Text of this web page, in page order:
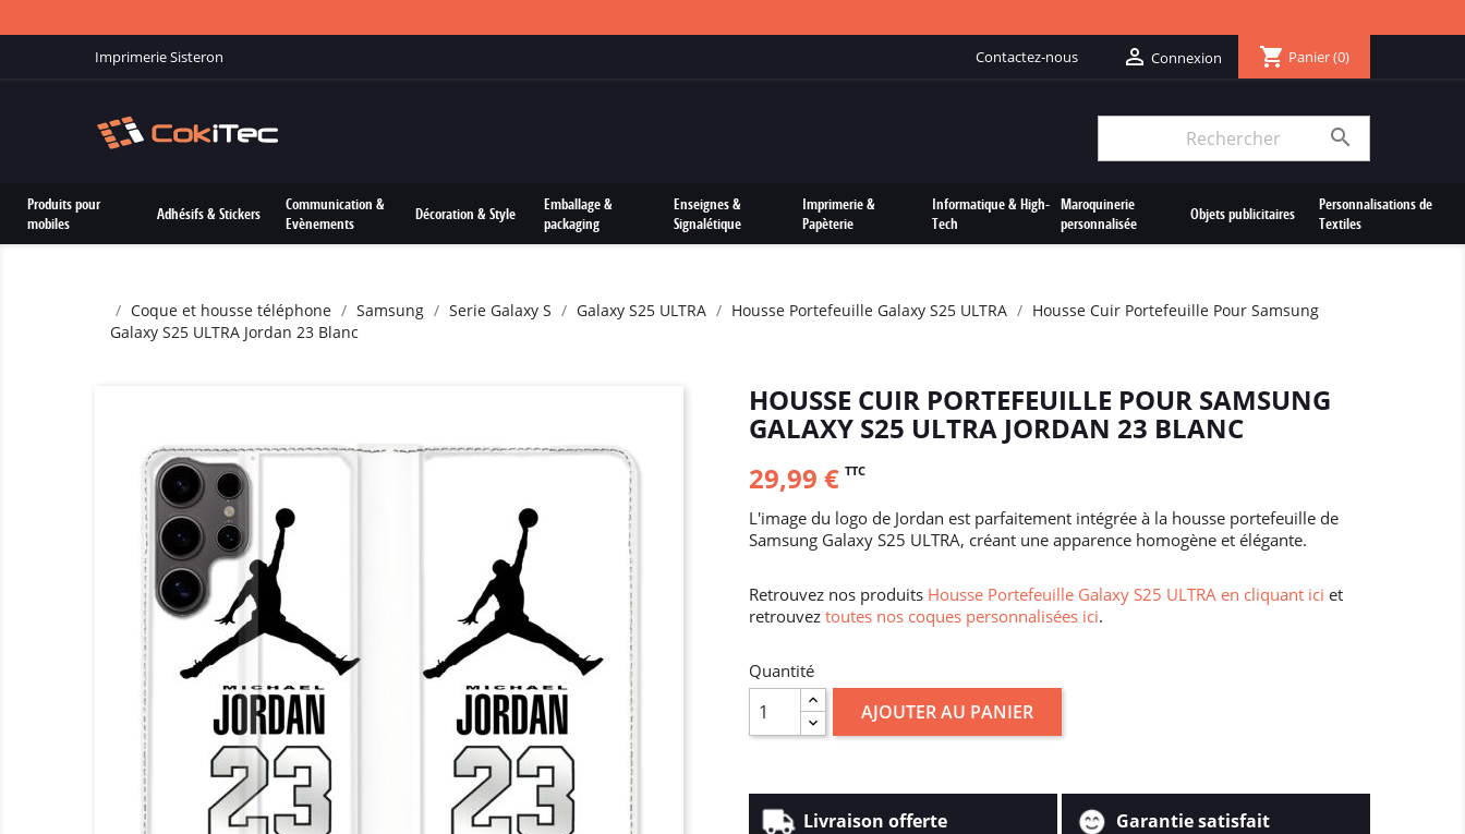
Imprimerie Sisteron Contactez-nous  Connexion shopping_cart Panier(0)

Produits pour
mobiles
Adhésifs & Stickers
Communication &
Evènements
Décoration & Style
Emballage &
packaging
Enseignes &
Signalétique
Imprimerie &
Papèterie
Informatique & High-
Tech
Maroquinerie
personnalisée
Objets publicitaires
Personnalisations de
Textiles
Coque et housse téléphone Samsung Serie Galaxy S Galaxy S25 ULTRA Housse Portefeuille Galaxy S25 ULTRA
Housse Cuir Portefeuille Pour Samsung
Galaxy S25 ULTRA Jordan 23 Blanc
HOUSSE CUIR PORTEFEUILLE POUR SAMSUNG
GALAXY S25 ULTRA JORDAN 23 BLANC
29,99 € TTC
L'image du logo de Jordan est parfaitement intégrée à la housse portefeuille de
Samsung Galaxy S25 ULTRA, créant une apparence homogène et élégante.
Retrouvez nos produits Housse Portefeuille Galaxy S25 ULTRA en cliquant ici et
retrouvez toutes nos coques personnalisées ici.
Quantité
AJOUTER AU PANIER
Livraison offerte Garantie satisfait